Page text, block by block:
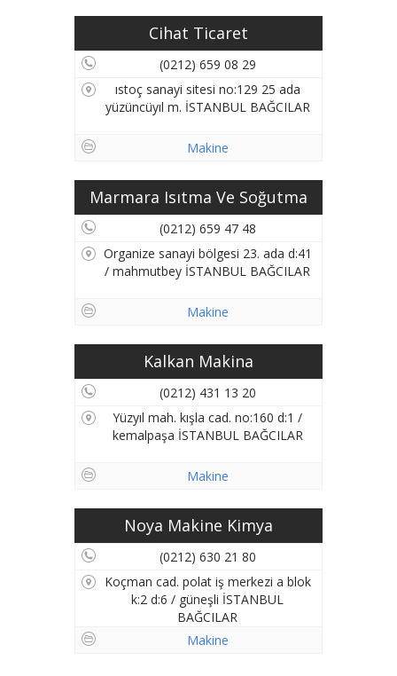
Cihat Ticaret
(0212) 659 08 29
ıstoç sanayi sitesi no:129 25 ada
yüzüncüyıl m. İSTANBUL BAĞCILAR
Makine
Marmara Isıtma Ve Soğutma
(0212) 659 47 48
Organize sanayi bölgesi 23. ada d:41
/ mahmutbey İSTANBUL BAĞCILAR
Makine
Kalkan Makina
(0212) 431 13 20
Yüzyıl mah. kışla cad. no:160 d:1 /
kemalpaşa İSTANBUL BAĞCILAR
Makine
Noya Makine Kimya
(0212) 630 21 80
Koçman cad. polat iş merkezi a blok
k:2 d:6 / güneşli İSTANBUL
BAĞCILAR
Makine